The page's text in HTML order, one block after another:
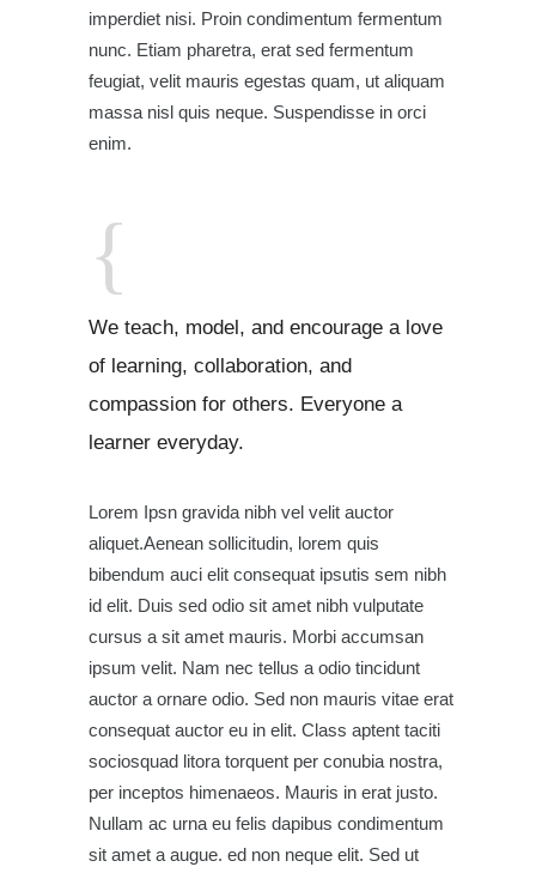
imperdiet nisi. Proin condimentum fermentum
nunc. Etiam pharetra, erat sed fermentum
feugiat, velit mauris egestas quam, ut aliquam
massa nisl quis neque. Suspendisse in orci
enim.
We teach, model, and encourage a love
of learning, collaboration, and
compassion for others. Everyone a
learner everyday.
Lorem Ipsn gravida nibh vel velit auctor
aliquet.Aenean sollicitudin, lorem quis
bibendum auci elit consequat ipsutis sem nibh
id elit. Duis sed odio sit amet nibh vulputate
cursus a sit amet mauris. Morbi accumsan
ipsum velit. Nam nec tellus a odio tincidunt
auctor a ornare odio. Sed non mauris vitae erat
consequat auctor eu in elit. Class aptent taciti
sociosquad litora torquent per conubia nostra,
per inceptos himenaeos. Mauris in erat justo.
Nullam ac urna eu felis dapibus condimentum
sit amet a augue. ed non neque elit. Sed ut